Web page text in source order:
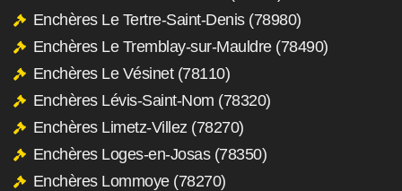
Enchères Le Tertre-Saint-Denis (78980)
Enchères Le Tremblay-sur-Mauldre (78490)
Enchères Le Vésinet (78110)
Enchères Lévis-Saint-Nom (78320)
Enchères Limetz-Villez (78270)
Enchères Loges-en-Josas (78350)
Enchères Lommoye (78270)